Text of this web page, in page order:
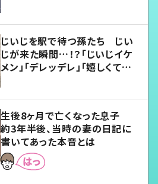
じいじを駅で待つ孫たち じい
じが来た瞬間…！？「じいじイケ
メン」「デレッデレ」「嬉しくて可
生後8ヶ月で亡くなった息子
約3年半後、当時の妻の日記に
書いてあった本音とは